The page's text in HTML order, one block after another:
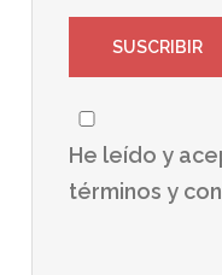
He leído y
términos y